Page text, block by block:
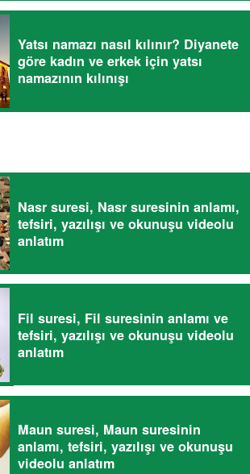
Yatsı namazı nasıl kılınır? Diyanete
göre kadın ve erkek için yatsı
namazının kılınışı
Nasr suresi, Nasr suresinin anlamı,
tefsiri, yazılışı ve okunuşu videolu
anlatım
Fil suresi, Fil suresinin anlamı ve
tefsiri, yazılışı ve okunuşu videolu
anlatım
Maun suresi, Maun suresinin
anlamı, tefsiri, yazılışı ve okunuşu
videolu anlatım